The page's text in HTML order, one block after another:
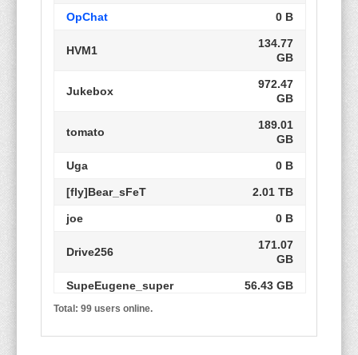
OpChat 0 B
HVM1
134.77
GB
Jukebox
972.47
GB
tomato
189.01
GB
Uga 0 B
[fly]Bear_sFeT 2.01 TB
joe 0 B
Drive256
171.07
GB
SupeEugene_super 56.43 GB
Bart
jail 46.17 GB
Total: 99 users online.